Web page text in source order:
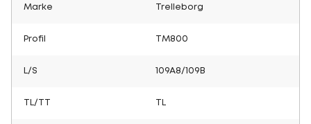
Marke Trelleborg
Profil TM800
L/S 109A8/109B
TL/TT